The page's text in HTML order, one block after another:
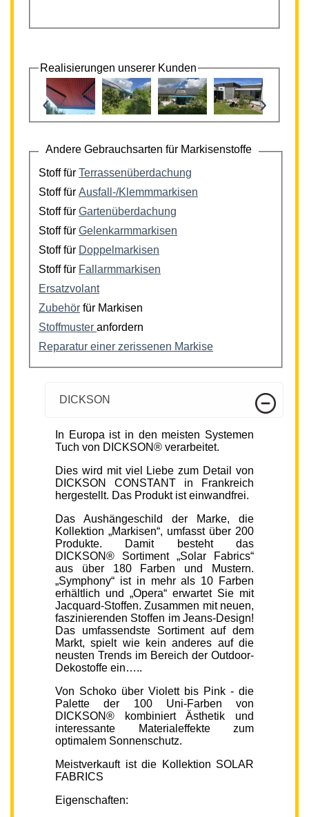
Realisierungen unserer Kunden
‹ ›
Andere Gebrauchsarten für Markisenstoffe
Stoff für Terrassenüberdachung
Stoff für Ausfall-/Klemmmarkisen
Stoff für Gartenüberdachung
Stoff für Gelenkarmmarkisen
Stoff für Doppelmarkisen
Stoff für Fallarmmarkisen
Ersatzvolant
Zubehör für Markisen
Stoffmuster anfordern
Reparatur einer zerissenen Markise
DICKSON
In Europa ist in den meisten Systemen
Tuch von DICKSON® verarbeitet.
Dies wird mit viel Liebe zum Detail von
DICKSON CONSTANT in Frankreich
hergestellt. Das Produkt ist einwandfrei.
Das Aushängeschild der Marke, die
Kollektion „Markisen“, umfasst über 200
Produkte. Damit besteht das
DICKSON® Sortiment „Solar Fabrics“
aus über 180 Farben und Mustern.
„Symphony“ ist in mehr als 10 Farben
erhältlich und „Opera“ erwartet Sie mit
Jacquard-Stoffen. Zusammen mit neuen,
faszinierenden Stoffen im Jeans-Design!
Das umfassendste Sortiment auf dem
Markt, spielt wie kein anderes auf die
neusten Trends im Bereich der Outdoor-
Dekostoffe ein…..
Von Schoko über Violett bis Pink - die
Palette der 100 Uni-Farben von
DICKSON® kombiniert Ästhetik und
interessante Materialeffekte zum
optimalem Sonnenschutz.
Meistverkauft ist die Kollektion SOLAR
FABRICS
Eigenschaften: